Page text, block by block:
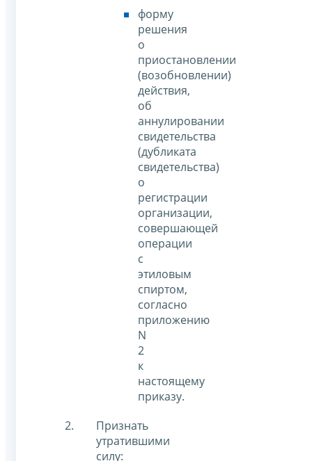
форму
решения
о
приостановлении
(возобновлении)
действия,
об
аннулировании
свидетельства
(дубликата
свидетельства)
о
регистрации
организации,
совершающей
операции
с
этиловым
спиртом,
согласно
приложению
N
2
к
настоящему
приказу.
Признать
утратившими
силу: